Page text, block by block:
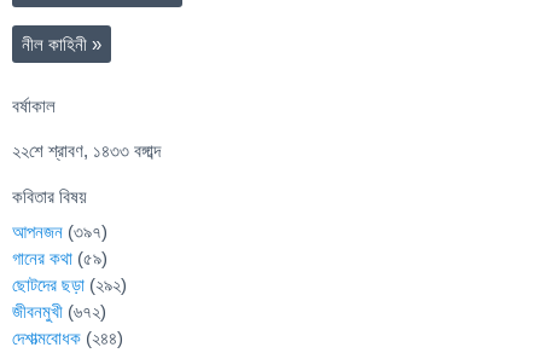
নীল কাহিনী »
বর্ষাকাল
২২শে শ্রাবণ, ১৪৩৩ বঙ্গাব্দ
কবিতার বিষয়
আপনজন (৩৯৭)
গানের কথা (৫৯)
ছোটদের ছড়া (২৯২)
জীবনমুখী (৬৭২)
দেশাত্মবোধক (২৪৪)